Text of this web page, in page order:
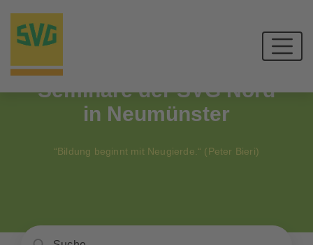
Seminare der SVG Nord
in Neumünster
“Bildung beginnt mit Neugierde.“ (Peter Bieri)